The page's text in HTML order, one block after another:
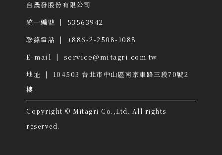
台農發股份有限公司
統一編號 | 53563942
聯絡電話 | +886-2-2508-1088
E-mail | service@mitagri.com.tw
地址 | 104503 台北市中山區南京東路三段70號2
樓
Copyright © Mitagri Co.,Ltd. All rights
reserved.